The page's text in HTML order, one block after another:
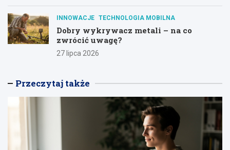
INNOWACJE TECHNOLOGIA MOBILNA
Dobry wykrywacz metali – na co
zwrócić uwagę?
27 lipca 2026
Przeczytaj także